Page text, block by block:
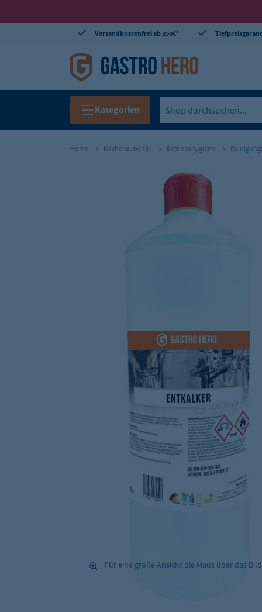
Versandkostenfrei ab 350€*
Kategorien
Home Küchenzubehör Betriebshygiene
Entkalker 1L
Für eine große Ansicht die Maus über das